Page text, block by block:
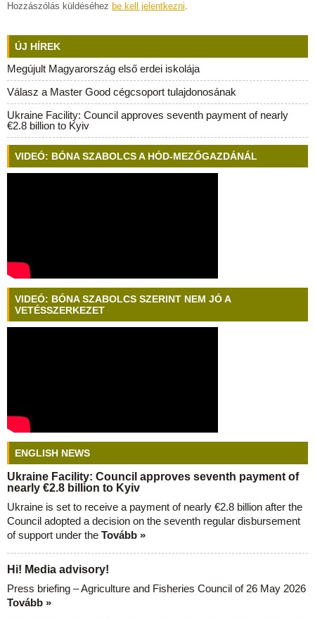
Hozzászólás küldéséhez be kell jelentkezni.
ÚJ HÍREK
Megújult Magyarország első erdei iskolája
Válasz a Master Good cégcsoport tulajdonosának
Ukraine Facility: Council approves seventh payment of nearly
€2.8 billion to Kyiv
VIDEÓ: BÓNA SZABOLCS A HÓD-MEZŐGAZDÁNÁL
VIDEÓ: BÓNA SZABOLCS SZERINT NEM JÓ A
VETÉSSZERKEZET
ENGLISH NEWS
Ukraine Facility: Council approves seventh payment of
nearly €2.8 billion to Kyiv
Ukraine is set to receive a payment of nearly €2.8 billion after the
Council adopted a decision on the seventh regular disbursement
of support under the Tovább »
Hi! Media advisory!
Press briefing – Agriculture and Fisheries Council of 26 May 2026
Tovább »